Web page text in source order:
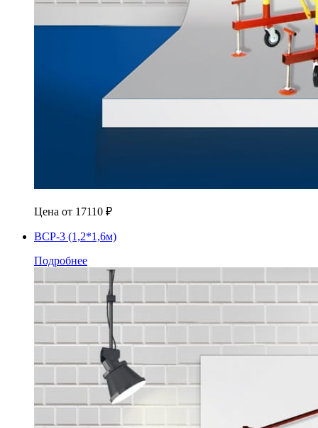
Цена от 17110 ₽
ВСР-3 (1,2*1,6м)
Подробнее